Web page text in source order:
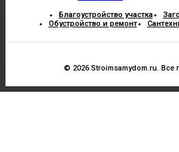
Благоустройство участка
Обустройство и ремонт
© 2026 Stroimsamydom.ru.